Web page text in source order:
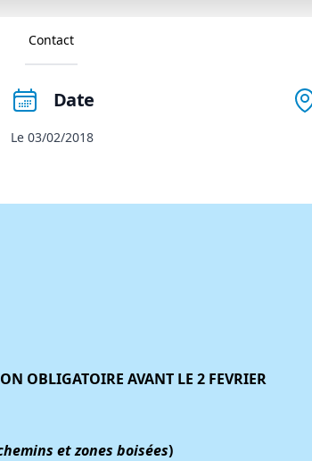
Contact
Date
Le 03/02/2018
OBLIGATOIRE AVANT LE 2 FEVRIER
et zones boisées)